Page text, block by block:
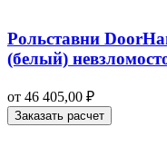
Рольставни
(белый)
от 46 405,00 ₽
Заказать расчет